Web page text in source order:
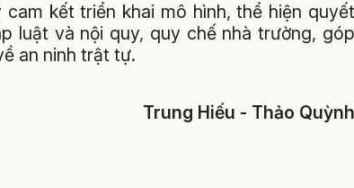
kết triển khai mô hình, thể hiện quyết
luật và nội quy, quy chế nhà trường, góp
an ninh trật tự.
Hiếu - Thảo Quỳnh